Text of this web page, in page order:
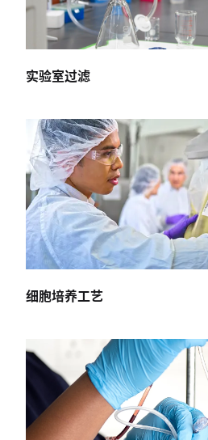
实验室过滤
细胞培养工艺